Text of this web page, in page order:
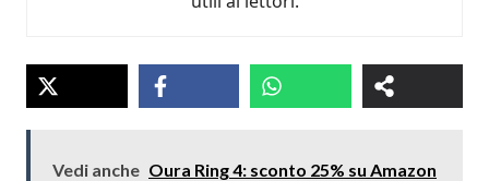
Vedi anche Oura Ring 4: sconto 25% su Amazon